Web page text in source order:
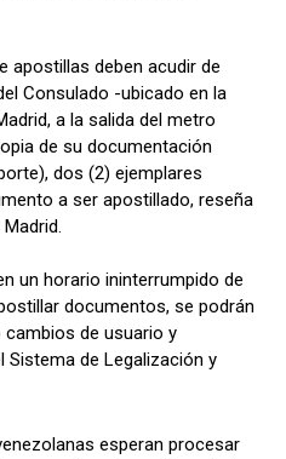
apostillas deben acudir de
Consulado -ubicado en la
a la salida del metro
de su documentación
dos (2) ejemplares
a ser apostillado, reseña
un horario ininterrumpido de
documentos, se podrán
de usuario y
Sistema de Legalización y
esperan procesar